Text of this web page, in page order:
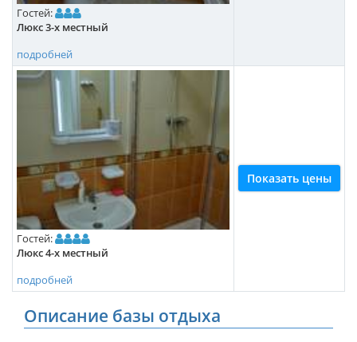
Гостей:
Люкс 3-х местный
подробней
Гостей:
Люкс 4-х местный
подробней
Показать цены
Описание базы отдыха